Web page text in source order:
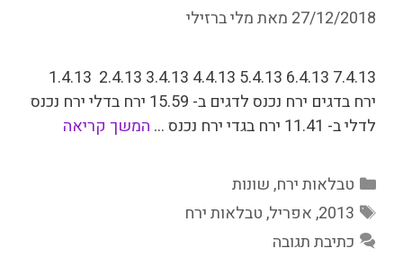
27/12/2018 מאתמלי ברזילי
7.4.13 6.4.13 5.4.13 4.4.13 3.4.13 2.4.13 1.4.13
ירח בדגים ירח נכנס לדגים ב- 15.59 ירח בדלי ירח נכנס
לדלי ב- 11.41 ירח בגדי­ ירח נכנס …
המשך קריאה
קטגוריות
טבלאות ירח,שונות
תגיות
2013
,אפריל,טבלאות ירח
כתיבת תגובה